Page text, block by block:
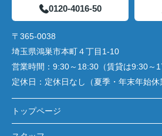
0120-4016-50
〒365-0038
埼玉県鴻巣市本町４丁目1-10
営業時間： 9:30～18:30（賃貸は9:30～
定休日： 定休日なし（夏季・年末年始休
トップページ